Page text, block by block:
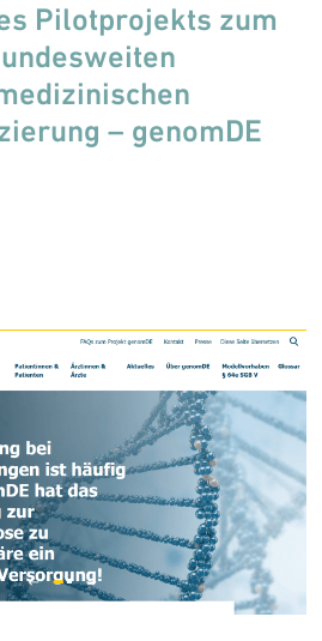
Pilotprojekts zum
– genomDE